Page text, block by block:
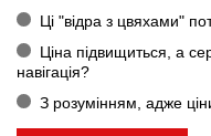
Ці "відра з цвяхами"
Ціна підвищиться, а
навігація?
З розумінням, адже